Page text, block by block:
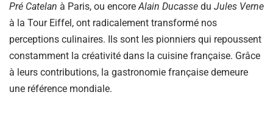
Pré Catelan à Paris, ou encoreAlain Ducasse du Jules Verne
à la Tour Eiffel, ont radicalement transformé nos
perceptions culinaires. Ils sont les pionniers qui repoussent
constamment la créativité dans la cuisine française. Grâce
à leurs contributions, la gastronomie française demeure
une référence mondiale.